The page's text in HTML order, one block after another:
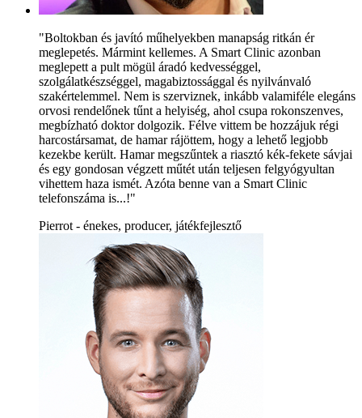
"Boltokban és javító műhelyekben manapság ritkán ér
meglepetés. Mármint kellemes. A Smart Clinic azonban
meglepett a pult mögül áradó kedvességgel,
szolgálatkészséggel, magabiztossággal és nyilvánvaló
szakértelemmel. Nem is szerviznek, inkább valamiféle elegáns
orvosi rendelőnek tűnt a helyiség, ahol csupa rokonszenves,
megbízható doktor dolgozik. Félve vittem be hozzájuk régi
harcostársamat, de hamar rájöttem, hogy a lehető legjobb
kezekbe került. Hamar megszűntek a riasztó kék-fekete sávjai
és egy gondosan végzett műtét után teljesen felgyógyultan
vihettem haza ismét. Azóta benne van a Smart Clinic
telefonszáma is...!"
Pierrot - énekes, producer, játékfejlesztő